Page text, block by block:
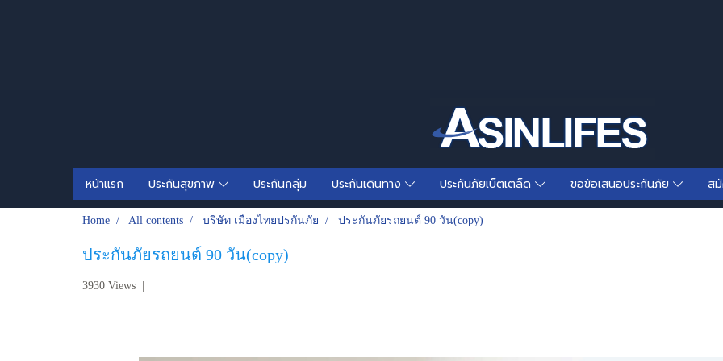
หน้าแรก ประกันสุขภาพ ประกันกลุ่ม ประกันเดินทาง ประกันภัยเบ็ตเตล็ด ขอข้อเสนอประกันภัย ส
Home All contents บริษัท เมืองไทยปรกันภัย ประกันภัยรถยนต์ 90 วัน(copy)
ประกันภัยรถยนต์ 90 วัน(copy)
3930 Views